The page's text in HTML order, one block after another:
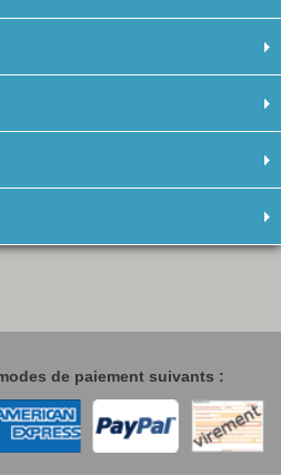
de paiement suivants :